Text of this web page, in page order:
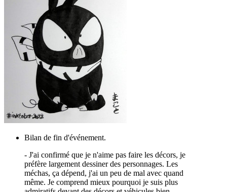
Bilan de fin d'événement.
- J'ai confirmé que je n'aime pas faire les décors, je
préfère largement dessiner des personnages. Les
méchas, ça dépend, j'ai un peu de mal avec quand
même. Je comprend mieux pourquoi je suis plus